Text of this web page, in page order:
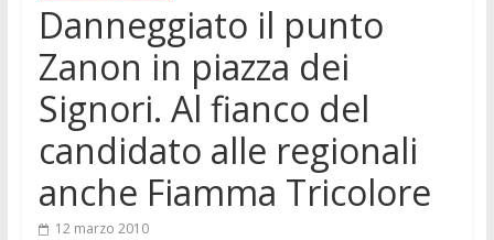
Danneggiato il punto
Zanon in piazza dei
Signori. Al fianco del
candidato alle regionali
anche Fiamma Tricolore
12 marzo 2010